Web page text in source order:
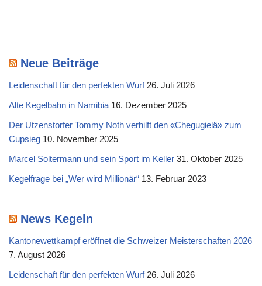
Neue Beiträge
Leidenschaft für den perfekten Wurf 26. Juli 2026
Alte Kegelbahn in Namibia 16. Dezember 2025
Der Utzenstorfer Tommy Noth verhilft den «Chegugielä» zum
Cupsieg 10. November 2025
Marcel Soltermann und sein Sport im Keller 31. Oktober 2025
Kegelfrage bei „Wer wird Millionär“ 13. Februar 2023
News Kegeln
Kantonewettkampf eröffnet die Schweizer Meisterschaften 2026
7. August 2026
Leidenschaft für den perfekten Wurf 26. Juli 2026